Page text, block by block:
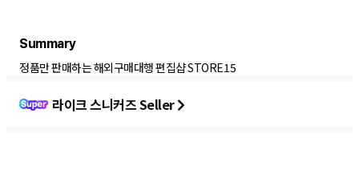
Summary
정품만 판매하는 해외구매대행 편집샵 STORE15
라이크 스니커즈 Seller